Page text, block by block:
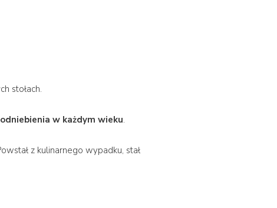
stołach.
w każdym wieku.
z kulinarnego wypadku, stał